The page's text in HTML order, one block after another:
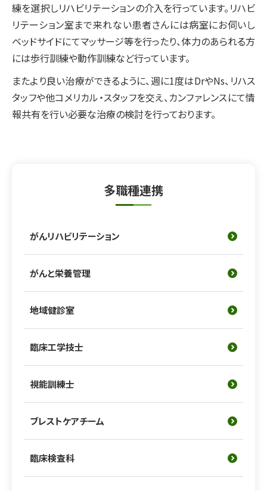
練を選択しリハビリテーションの介入を行っています。リハビ
リテーション室まで来れない患者さんには病室にお伺いし
ベッドサイドにてマッサージ等を行ったり、体力のあられる方
には歩行訓練や動作訓練など行っています。
またより良い治療ができるように、週に1度はDrやNs、リハス
タッフや他コメリカル・スタッフを交え、カンファレンスにて情
報共有を行い必要な治療の検討を行っております。
多職種連携
がんリハビリテーション
がんと栄養管理
地域健診室
臨床工学技士
視能訓練士
ブレストケアチーム
臨床検査科